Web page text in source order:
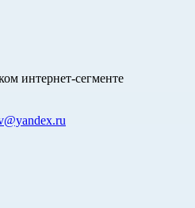
интернет-сегменте